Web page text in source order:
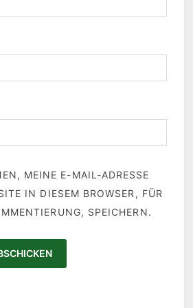
MEINE E-MAIL-ADRESSE
IN DIESEM BROWSER, FÜR
SPEICHERN.